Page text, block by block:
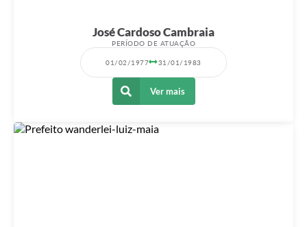
José Cardoso Cambraia
PERÍODO DE ATUAÇÃO
01/02/1977 31/01/1983
Ver mais